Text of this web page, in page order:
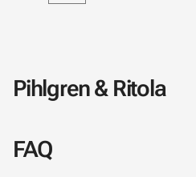
Pihlgren & Ritola
FAQ